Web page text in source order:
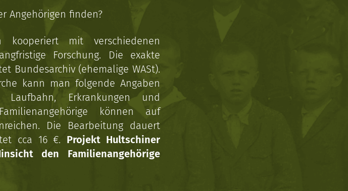
Angehörigen finden?
kooperiert mit verschiedenen
Forschung. Die exakte
Bundesarchiv (ehemalige WASt).
kann man folgende Angaben
Erkrankungen und
können auf
Die Bearbeitung dauert
cca 16 €. Projekt Hultschiner
den Familienangehörige